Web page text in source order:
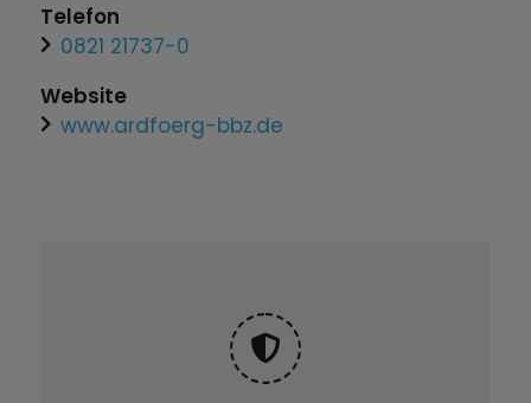
Telefon
0821 21737-0
Website
www.ardfoerg-bbz.de